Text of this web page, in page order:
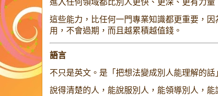
進入任何領域都比別人更快、更深、更有力量
這些能力，比任何一門專業知識都更重要，
用，不會過期，而且越累積越值錢。
語言
不只是英文。是「把想法變成別人能理解的話
說得清楚的人，能說服別人，能領導別人，